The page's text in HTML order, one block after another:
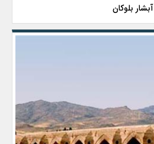
آبشار بلوکان